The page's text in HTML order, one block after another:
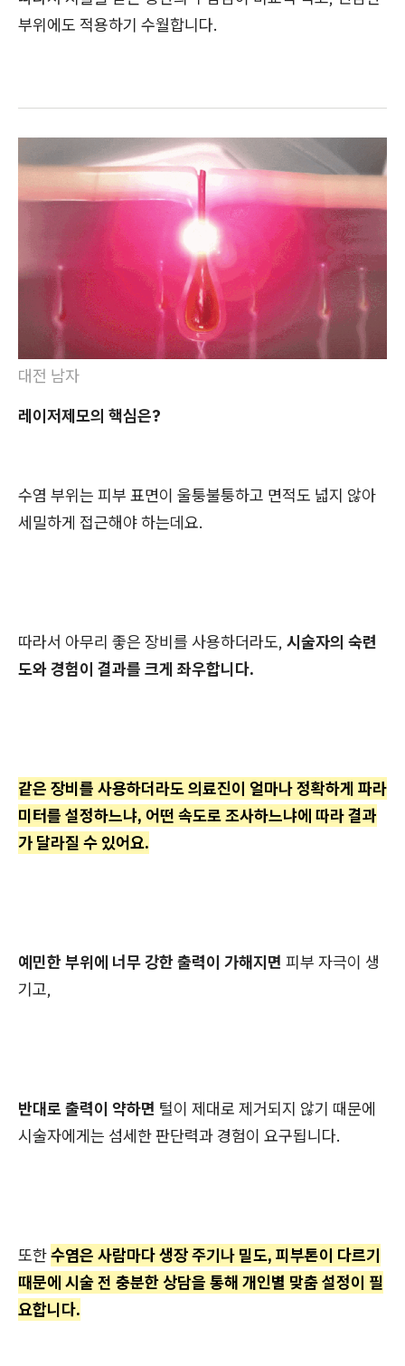
부위에도 적용하기 수월합니다.
대전 남자
레이저제모의 핵심은?
수염 부위는 피부 표면이 울퉁불퉁하고 면적도 넓지 않아
세밀하게 접근해야 하는데요.
따라서 아무리 좋은 장비를 사용하더라도, 시술자의 숙련
도와 경험이 결과를 크게 좌우합니다.
같은 장비를 사용하더라도 의료진이 얼마나 정확하게 파라
미터를 설정하느냐, 어떤 속도로 조사하느냐에 따라 결과
가 달라질 수 있어요.
예민한 부위에 너무 강한 출력이 가해지면 피부 자극이 생
기고,
반대로 출력이 약하면 털이 제대로 제거되지 않기 때문에
시술자에게는 섬세한 판단력과 경험이 요구됩니다.
또한수염은 사람마다 생장 주기나 밀도, 피부톤이 다르기
때문에 시술 전 충분한 상담을 통해 개인별 맞춤 설정이 필
요합니다.